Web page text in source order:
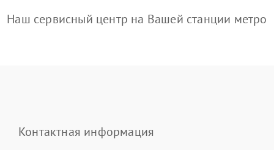
Наш сервисный центр на Вашей станции метро
Контактная информация